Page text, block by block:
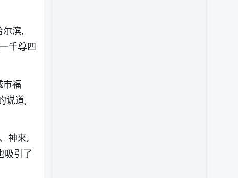
滨,
千尊四
福
说道,
神来,
吸引了